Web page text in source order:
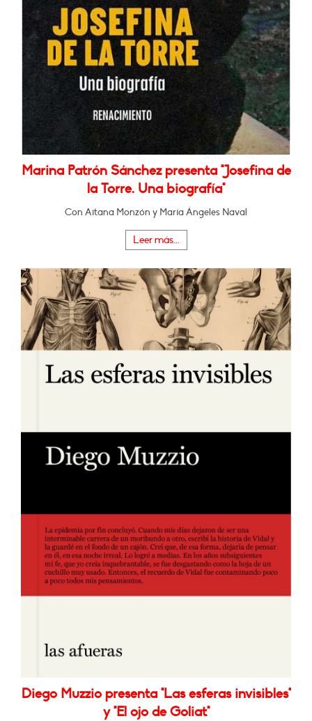
Marina Patrón Sánchez presenta "Josefina de
la Torre. Una biografía"
Con Aitana Monzón y María Ángeles Naval
Leer más...
Diego Muzzio presenta "Las esferas invisibles"
y "El ojo de Goliat"